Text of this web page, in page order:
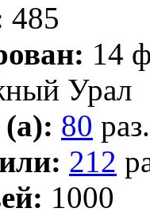
485
14
Урал
80 раз.
212
1000